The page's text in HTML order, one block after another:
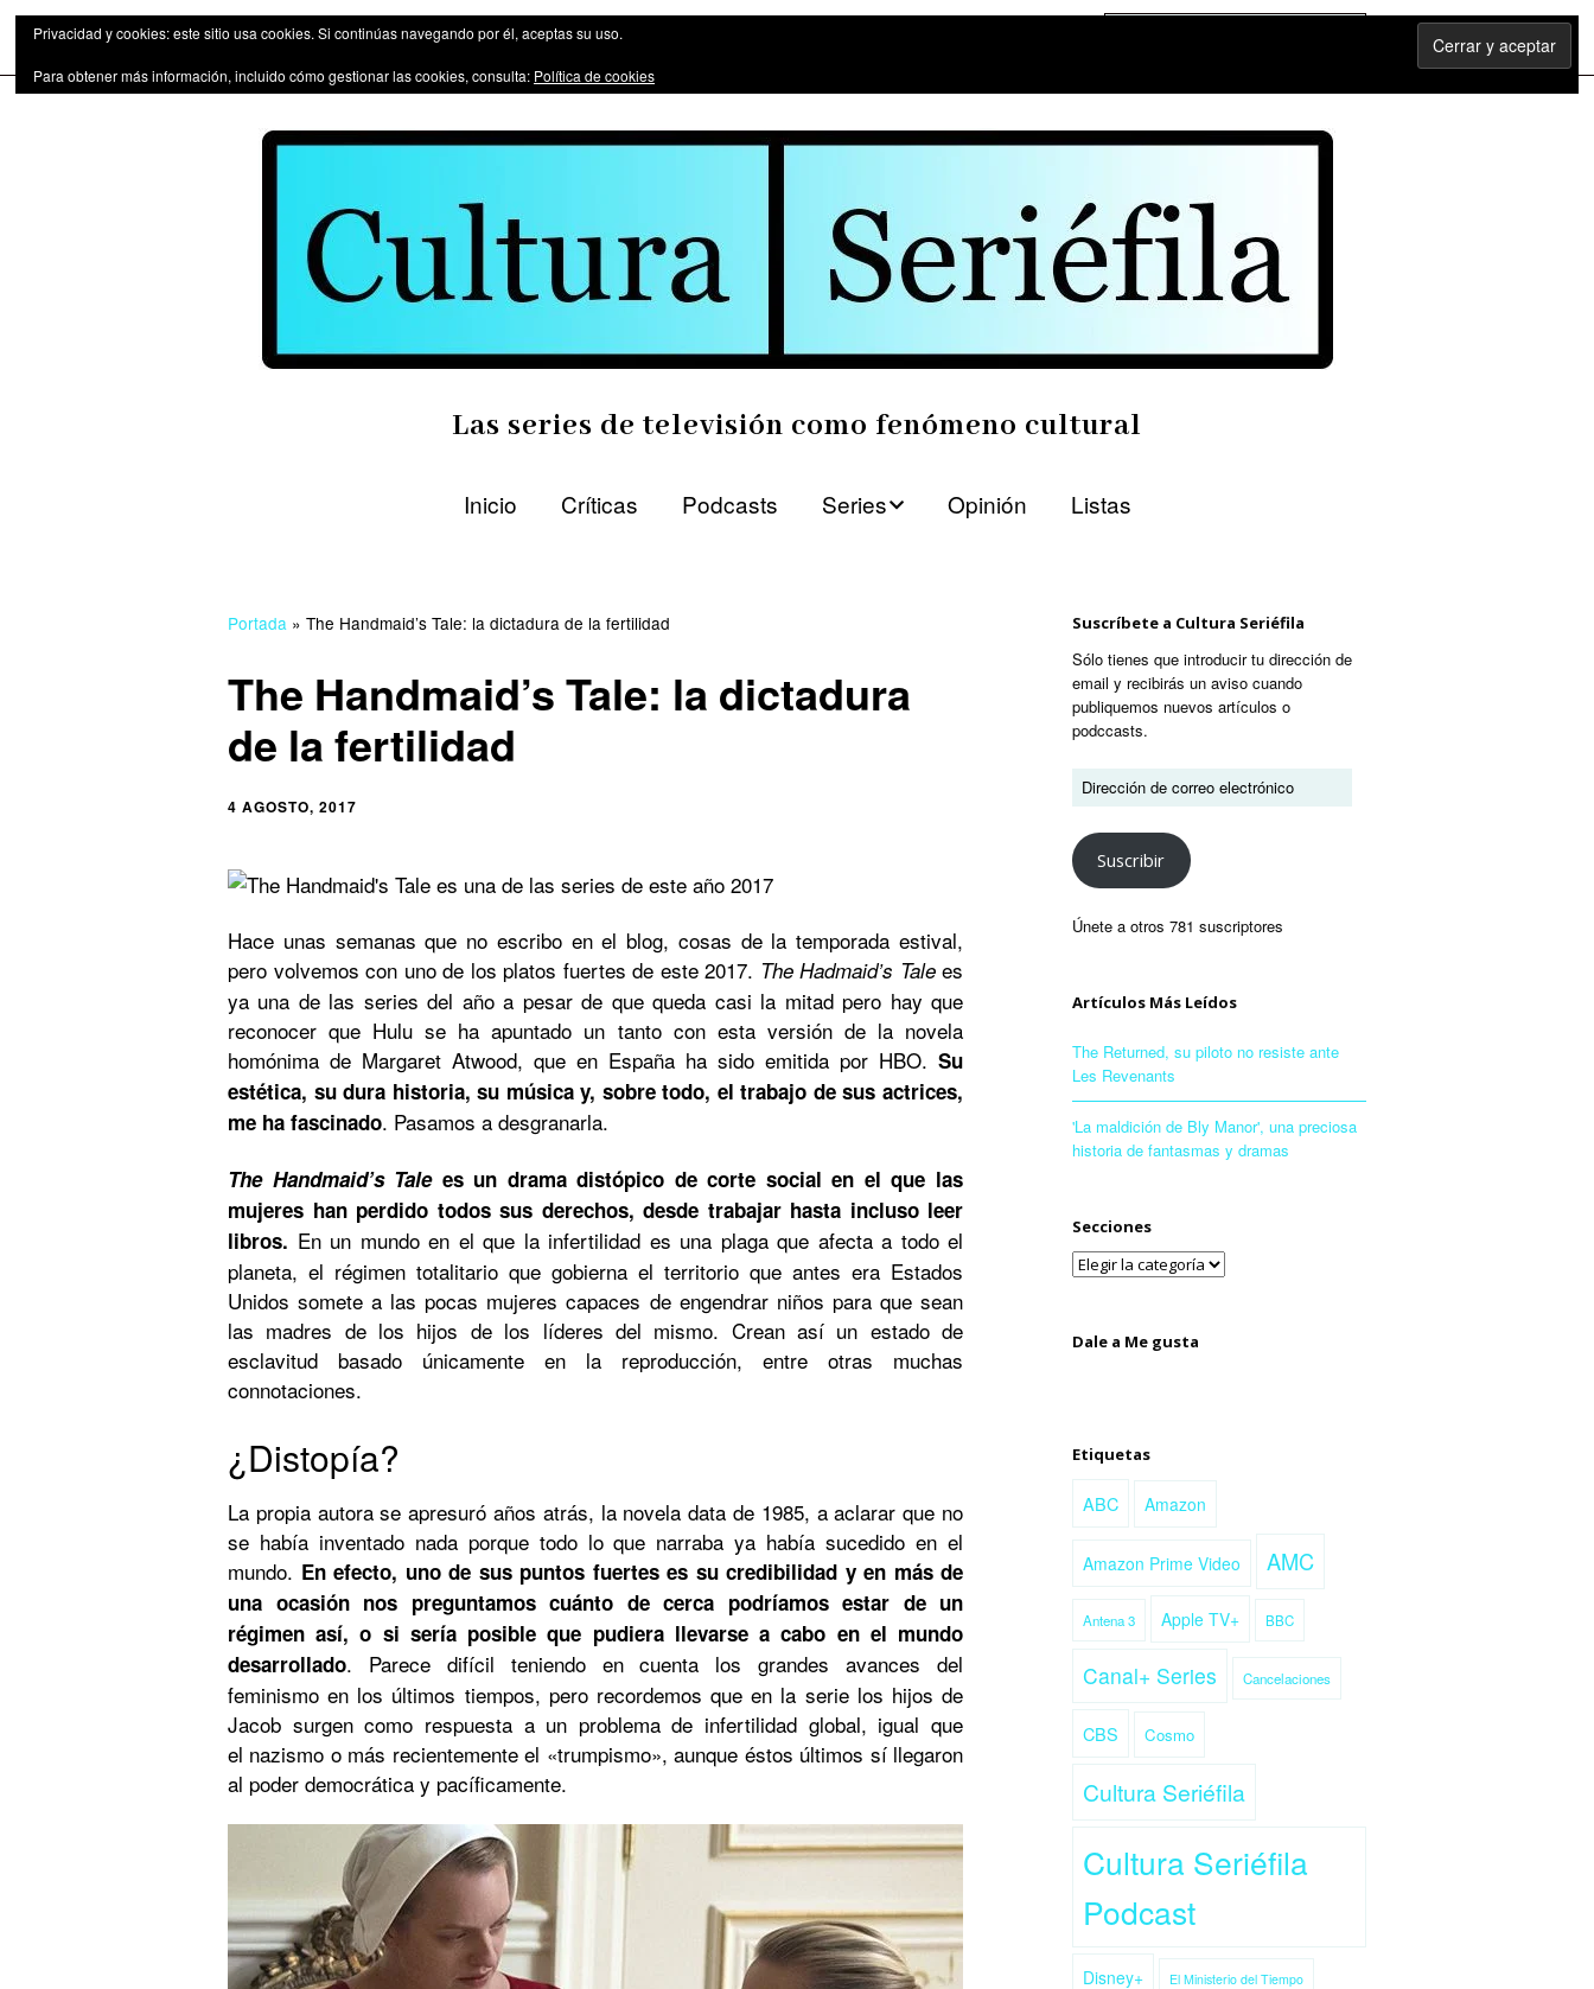
Las series de televisión como fenómeno cultural
Las series de televisión como fenómeno cultural
Inicio Críticas Podcasts Series
Series USA
Opinión Listas
Portada » The Handmaid’s Tale: la dictadura de la fertilidad
The Handmaid’s Tale: la dictadura
de la fertilidad
4 AGOSTO, 2017
Hace unas semanas que no escribo en el blog, cosas de la temporada estival,
pero volvemos con uno de los platos fuertes de este 2017. The Hadmaid’s Tale es
ya una de las series del año a pesar de que queda casi la mitad pero hay que
reconocer que Hulu se ha apuntado un tanto con esta versión de la novela
homónima de Margaret Atwood, que en España ha sido emitida por HBO. Su
estética, su dura historia, su música y, sobre todo, el trabajo de sus actrices,
me ha fascinado. Pasamos a desgranarla.
The Handmaid’s Tale es un drama distópico de corte social en el que las
mujeres han perdido todos sus derechos, desde trabajar hasta incluso leer
libros. En un mundo en el que la infertilidad es una plaga que afecta a todo el
planeta, el régimen totalitario que gobierna el territorio que antes era Estados
Unidos somete a las pocas mujeres capaces de engendrar niños para que sean
las madres de los hijos de los líderes del mismo. Crean así un estado de
esclavitud basado únicamente en la reproducción, entre otras muchas
connotaciones.
¿Distopía?
La propia autora se apresuró años atrás, la novela data de 1985, a aclarar que no
se había inventado nada porque todo lo que narraba ya había sucedido en el
mundo. En efecto, uno de sus puntos fuertes es su credibilidad y en más de
una ocasión nos preguntamos cuánto de cerca podríamos estar de un
régimen así, o si sería posible que pudiera llevarse a cabo en el mundo
desarrollado. Parece difícil teniendo en cuenta los grandes avances del
feminismo en los últimos tiempos, pero recordemos que en la serie los hijos de
Jacob surgen como respuesta a un problema de infertilidad global, igual que
el nazismo o más recientemente el «trumpismo», aunque éstos últimos sí llegaron
al poder democrática y pacíficamente.
Suscríbete a Cultura Seriéfila
Sólo tienes que introducir tu dirección de
email y recibirás un aviso cuando
publiquemos nuevos artículos o
podccasts.
Suscribir
Únete a otros 781 suscriptores
Artículos Más Leídos
The Returned, su piloto no resiste ante
Les Revenants
'La maldición de Bly Manor', una preciosa
historia de fantasmas y dramas
Secciones
Dale a Me gusta
Etiquetas
ABC Amazon
Amazon Prime Video AMC
Antena 3 Apple TV+ BBC
Canal+ Series Cancelaciones
CBS Cosmo
Cultura Seriéfila
Cultura Seriéfila
Podcast
Disney+ El Ministerio del Tiempo
Privacidad y cookies: este sitio usa cookies. Si continúas navegando por él, aceptas su uso.
Para obtener más información, incluido cómo gestionar las cookies, consulta: Política de cookies